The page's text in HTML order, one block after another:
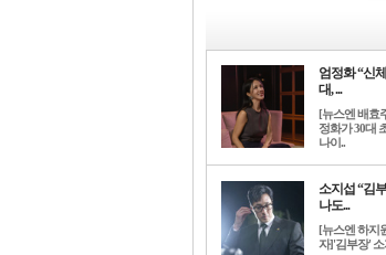
엄정화 “신
대, ...
[뉴스엔 배효
정화가 30대
나이..
소지섭 “김
나도...
[뉴스엔 하지
자]'김부장' 소